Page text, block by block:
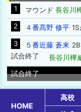
1
マウンド 長谷川
2
４番髙野 修平
3
５番近藤 蒼来
試合終了 長谷川樺
試合終了
HOME
高校